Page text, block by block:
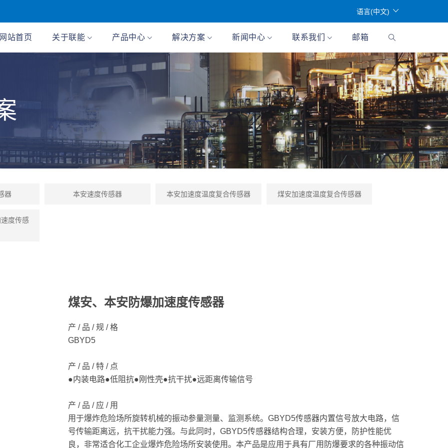
语言(中文)
站首页 关于联能 产品中心 解决方案 新闻中心 联系我们 邮箱
器 本安速度传感器 本安加速度温度复合传感器 煤安加速度温度复合传感器
度传感
煤安、本安防爆加速度传感器
产 / 品 / 规 / 格
GBYD5
产 / 品 / 特 / 点
●内装电路●低阻抗●刚性壳●抗干扰●远距离传输信号
产 / 品 / 应 / 用
用于爆炸危险场所旋转机械的振动参量测量、监测系统。GBYD5传感器内置信号放大电路，信
号传输距离远，抗干扰能力强。与此同时，GBYD5传感器结构合理，安装方便，防护性能优
良，非常适合化工企业爆炸危险场所安装使用。本产品是应用于具有厂用防爆要求的各种振动信